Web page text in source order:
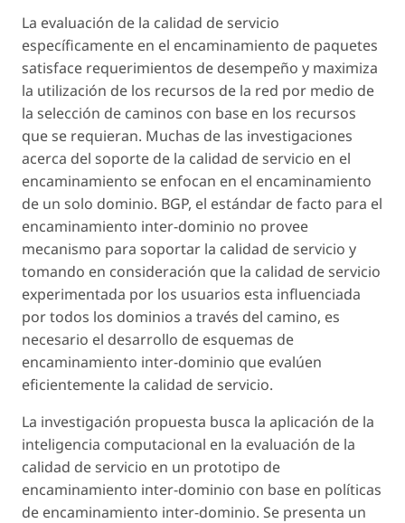
La evaluación de la calidad de servicio
específicamente en el encaminamiento de paquetes
satisface requerimientos de desempeño y maximiza
la utilización de los recursos de la red por medio de
la selección de caminos con base en los recursos
que se requieran. Muchas de las investigaciones
acerca del soporte de la calidad de servicio en el
encaminamiento se enfocan en el encaminamiento
de un solo dominio. BGP, el estándar de facto para el
encaminamiento inter-dominio no provee
mecanismo para soportar la calidad de servicio y
tomando en consideración que la calidad de servicio
experimentada por los usuarios esta influenciada
por todos los dominios a través del camino, es
necesario el desarrollo de esquemas de
encaminamiento inter-dominio que evalúen
eficientemente la calidad de servicio.
La investigación propuesta busca la aplicación de la
inteligencia computacional en la evaluación de la
calidad de servicio en un prototipo de
encaminamiento inter-dominio con base en políticas
de encaminamiento inter-dominio. Se presenta un